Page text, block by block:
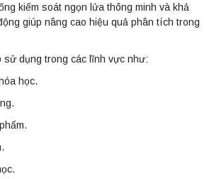
kiểm soát ngọn lửa thông minh và khả
giúp nâng cao hiệu quả phân tích trong
sử dụng trong các lĩnh vực như:
học.